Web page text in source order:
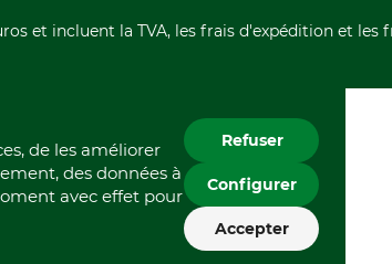
et incluent la TVA, les frais d'expédition et
de les améliorer
des données à
avec effet pour
Refuser
Configurer
Accepter